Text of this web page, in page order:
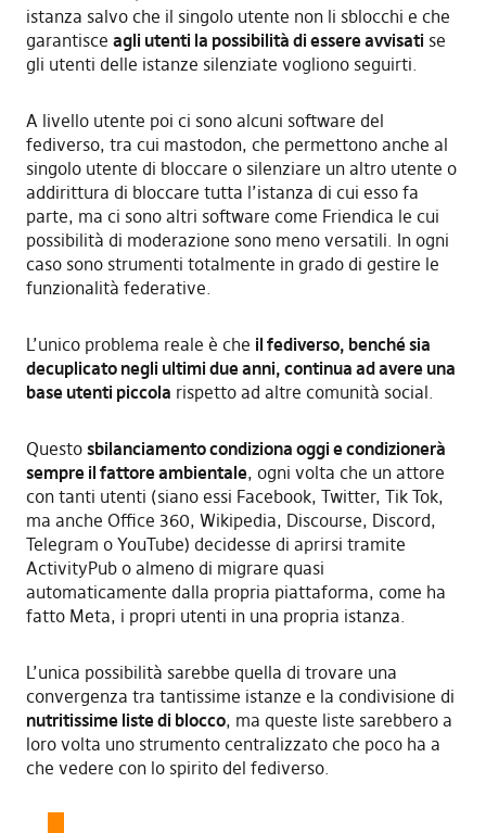
istanza salvo che il singolo utente non li sblocchi e che
garantisce agli utenti la possibilità di essere avvisati se
gli utenti delle istanze silenziate vogliono seguirti.
A livello utente poi ci sono alcuni software del
fediverso, tra cui mastodon, che permettono anche al
singolo utente di bloccare o silenziare un altro utente o
addirittura di bloccare tutta l’istanza di cui esso fa
parte, ma ci sono altri software come Friendica le cui
possibilità di moderazione sono meno versatili. In ogni
caso sono strumenti totalmente in grado di gestire le
funzionalità federative.
L’unico problema reale è che il fediverso, benché sia
decuplicato negli ultimi due anni, continua ad avere una
base utenti piccola rispetto ad altre comunità social.
Questo sbilanciamento condiziona oggi e condizionerà
sempre il fattore ambientale, ogni volta che un attore
con tanti utenti (siano essi Facebook, Twitter, Tik Tok,
ma anche Office 360, Wikipedia, Discourse, Discord,
Telegram o YouTube) decidesse di aprirsi tramite
ActivityPub o almeno di migrare quasi
automaticamente dalla propria piattaforma, come ha
fatto Meta, i propri utenti in una propria istanza.
L’unica possibilità sarebbe quella di trovare una
convergenza tra tantissime istanze e la condivisione di
nutritissime liste di blocco, ma queste liste sarebbero a
loro volta uno strumento centralizzato che poco ha a
che vedere con lo spirito del fediverso.